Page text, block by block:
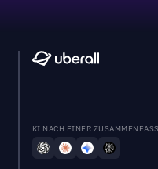
KI NACH EINER